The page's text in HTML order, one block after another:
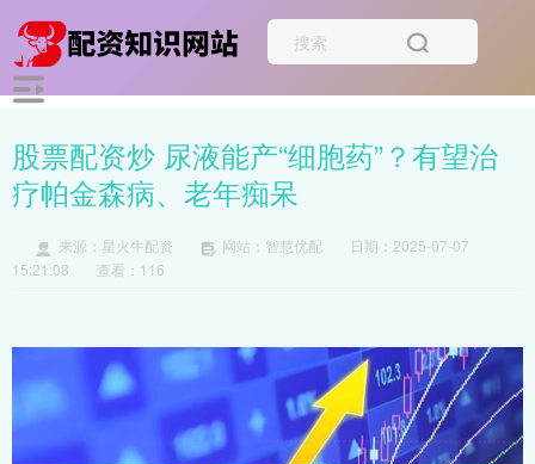
股票配资炒 尿液能产“细胞药”？有望治
疗帕金森病、老年痴呆
来源：星火牛配资 网站：智慧优配
日期：2025-07-07
15:21:08
查看：116